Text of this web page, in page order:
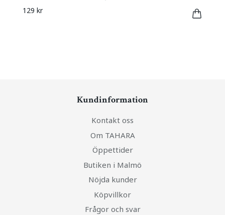
129 kr
Kundinformation
Kontakt oss
Om TAHARA
Öppettider
Butiken i Malmö
Nöjda kunder
Köpvillkor
Frågor och svar